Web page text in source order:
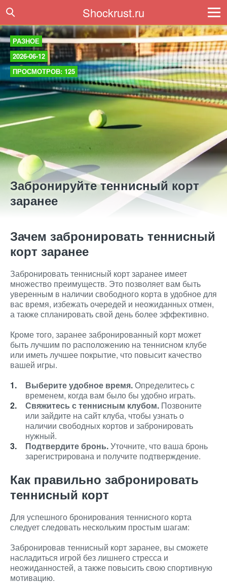
Shockrust.ru
РАЗНОЕ
2026-06-12
ПРОСМОТРОВ: 125
Забронируйте теннисный корт
заранее
Зачем забронировать теннисный
корт заранее
Забронировать теннисный корт заранее имеет
множество преимуществ. Это позволяет вам быть
уверенным в наличии свободного корта в удобное для
вас время, избежать очередей и неожиданных отмен,
а также спланировать свой день более эффективно.
Кроме того, заранее забронированный корт может
быть лучшим по расположению на теннисном клубе
или иметь лучшее покрытие, что повысит качество
вашей игры.
Выберите удобное время.Определитесь с
временем, когда вам было бы удобно играть.
Свяжитесь с теннисным клубом. Позвоните
или зайдите на сайт клуба, чтобы узнать о
наличии свободных кортов и забронировать
нужный.
Подтвердите бронь.Уточните, что ваша бронь
зарегистрирована и получите подтверждение.
Как правильно забронировать
теннисный корт
Для успешного бронирования теннисного корта
следует следовать нескольким простым шагам:
Забронировав теннисный корт заранее, вы сможете
насладиться игрой без лишнего стресса и
неожиданностей, а также повысить свою спортивную
мотивацию.